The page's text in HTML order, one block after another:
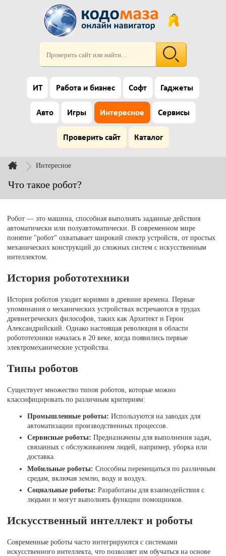
ИТ Работа и бизнес Софт Гаджеты
Авто Игры Интересное Сервисы
Проверить сайт Каталог
Интересное
Что такое робот?
Робот — это машина, способная выполнять заданные действия
автоматически или полуавтоматически. В современном мире
понятие "робот" охватывает широкий спектр устройств, от простых
механических конструкций до сложных систем с искусственным
интеллектом.
История робототехники
История роботов уходит корнями в древние времена. Первые
упоминания о механических устройствах встречаются в трудах
древнегреческих философов, таких как Архитект и Герон
Александрийский. Однако настоящая революция в области
робототехники началась в 20 веке, когда появились первые
электромеханические устройства.
Типы роботов
Существует множество типов роботов, которые можно
классифицировать по различным критериям:
Промышленные роботы: Используются на заводах для
автоматизации производственных процессов.
Сервисные роботы: Предназначены для выполнения задач,
связанных с обслуживанием людей, например, уборка или
доставка.
Мобильные роботы: Способны перемещаться по различным
средам, включая землю, воду и воздух.
Социальные роботы: Разработаны для взаимодействия с
людьми и могут выполнять функции помощников.
Искусственный интеллект и роботы
Современные роботы часто интегрируются с системами
искусственного интеллекта, что позволяет им обучаться на основе